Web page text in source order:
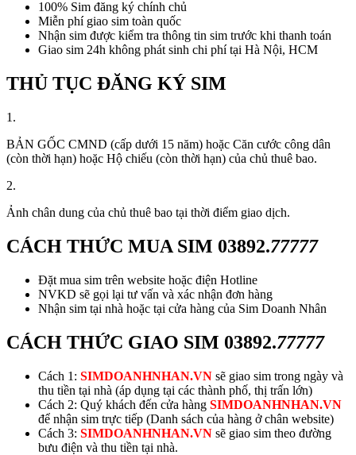
100% Sim đăng ký chính chủ
Miễn phí giao sim toàn quốc
Nhận sim được kiểm tra thông tin sim trước khi thanh toán
Giao sim 24h không phát sinh chi phí tại Hà Nội, HCM
THỦ TỤC ĐĂNG KÝ SIM
1.
BẢN GỐC CMND (cấp dưới 15 năm) hoặc Căn cước công dân
(còn thời hạn) hoặc Hộ chiếu (còn thời hạn) của chủ thuê bao.
2.
Ảnh chân dung của chủ thuê bao tại thời điểm giao dịch.
CÁCH THỨC MUA SIM 03892.77777
Đặt mua sim trên website hoặc điện Hotline
NVKD sẽ gọi lại tư vấn và xác nhận đơn hàng
Nhận sim tại nhà hoặc tại cửa hàng của Sim Doanh Nhân
CÁCH THỨC GIAO SIM 03892.77777
Cách 1: SIMDOANHNHAN.VN sẽ giao sim trong ngày và
thu tiền tại nhà (áp dụng tại các thành phố, thị trấn lớn)
Cách 2: Quý khách đến cửa hàng SIMDOANHNHAN.VN
để nhận sim trực tiếp (Danh sách của hàng ở chân website)
Cách 3: SIMDOANHNHAN.VN sẽ giao sim theo đường
bưu điện và thu tiền tại nhà.